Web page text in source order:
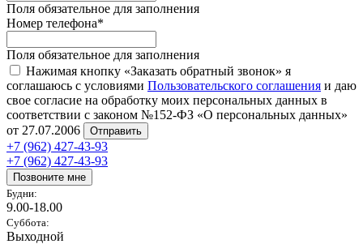
Поля обязательное для заполнения
Номер телефона*
Поля обязательное для заполнения
Нажимая кнопку «Заказать обратный звонок» я
соглашаюсь с условиями Пользовательского соглашения и даю
свое согласие на обработку моих персональных данных в
соответствии с законом №152-ФЗ «О персональных данных»
от 27.07.2006
Отправить
+7 (962) 427-43-93
+7 (962) 427-43-93
Позвоните мне
Будни:
9.00-18.00
Суббота:
Выходной